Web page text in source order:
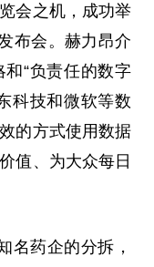
会之机，成功举
布会。赫力昂介
“负责任的数字
科技和微软等数
的方式使用数据
值、为大众每日
名药企的分拆，